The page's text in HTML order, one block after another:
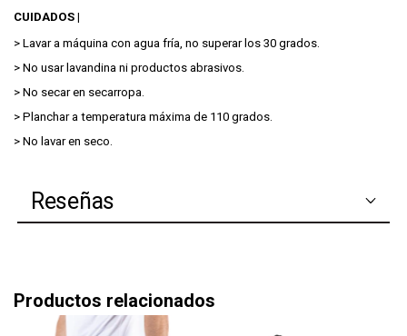
CUIDADOS |
> Lavar a máquina con agua fría, no superar los 30 grados.
> No usar lavandina ni productos abrasivos.
> No secar en secarropa.
> Planchar a temperatura máxima de 110 grados.
> No lavar en seco.
Reseñas
Productos relacionados